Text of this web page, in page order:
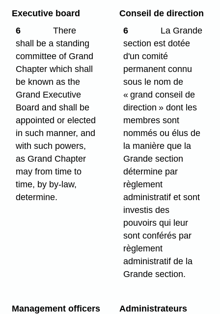
Executive board
6
There
shall be a standing
committee of Grand
Chapter which shall
be known as the
Grand Executive
Board and shall be
appointed or elected
in such manner, and
with such powers,
as Grand Chapter
may from time to
time, by by-law,
determine.
Conseil de direction
6
La Grande
section est dotée
d'un comité
permanent connu
sous le nom de
« grand conseil de
direction » dont les
membres sont
nommés ou élus de
la manière que la
Grande section
détermine par
règlement
administratif et sont
investis des
pouvoirs qui leur
sont conférés par
règlement
administratif de la
Grande section.
Management officers
Administrateurs